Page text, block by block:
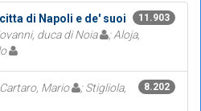
11.903
di Napoli e de' suoi
duca di Noia
; Aloja,
8.202
Cartaro, Mario
; Stigliola,